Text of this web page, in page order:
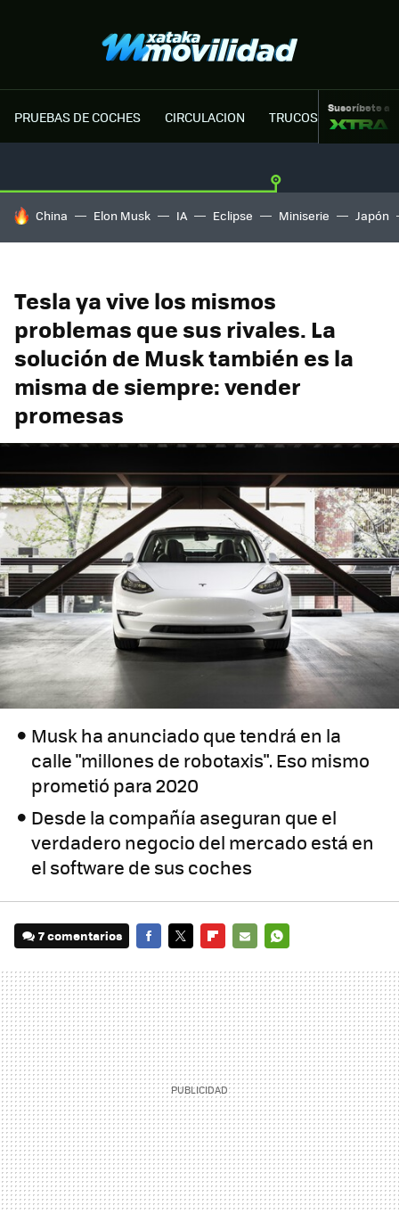
PRUEBAS DE COCHES CIRCULACION TRUCOS MOTOR
Suscríbete a
HOY SE HABLA DE
China Elon Musk IA Eclipse Miniserie Japón
Tesla ya vive los mismos
problemas que sus rivales. La
solución de Musk también es la
misma de siempre: vender
promesas
Musk ha anunciado que tendrá en la
calle "millones de robotaxis". Eso mismo
prometió para 2020
Desde la compañía aseguran que el
verdadero negocio del mercado está en
el software de sus coches
7 comentarios
MAIL